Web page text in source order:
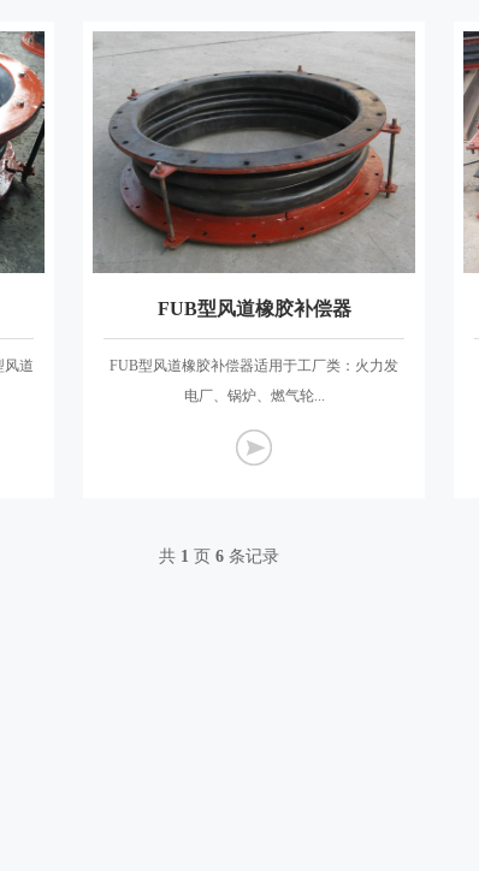
风道
FUB型风道橡胶补偿器
FUB型风道橡胶补偿器适用于工厂类：火力发
电厂、锅炉、燃气轮...
共 1 页 6 条记录